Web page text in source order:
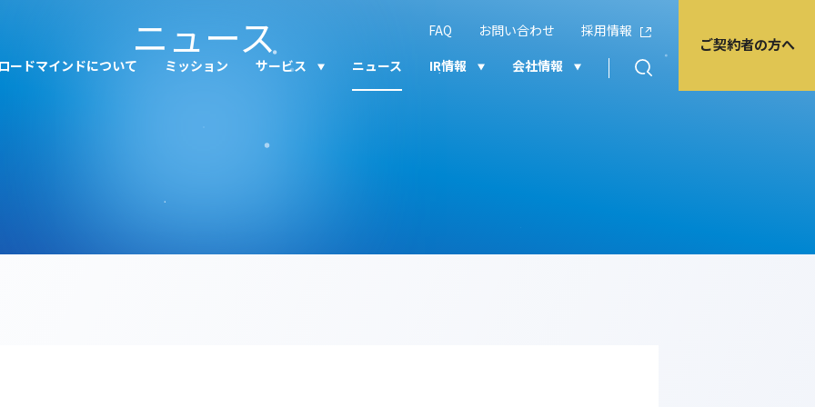
ードマインドについて ミッション サービス ニュース IR情報 会社情報
ご契約者の方へ
FAQ お問い合わせ 採用情報
ニュース